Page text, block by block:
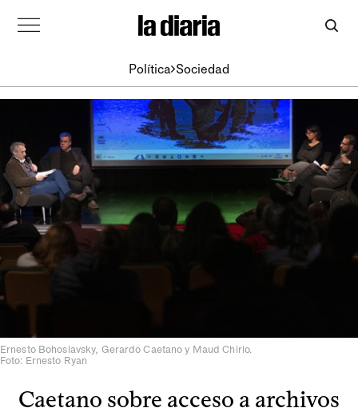
Política Sociedad
Ernesto Bohoslavsky, Gerardo Caetano y Maud Chirio.
Foto: Ernesto Ryan
Caetano sobre acceso a archivos